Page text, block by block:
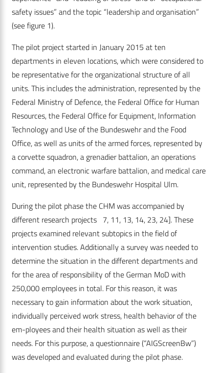
safety issues” and the topic “leadership and organisation”
(see figure 1).
The pilot project started in January 2015 at ten
departments in eleven locations, which were considered to
be representative for the organizational structure of all
units. This includes the administration, represented by the
Federal Ministry of Defence, the Federal Office for Human
Resources, the Federal Office for Equipment, Information
Technology and Use of the Bundeswehr and the Food
Office, as well as units of the armed forces, represented by
a corvette squadron, a grenadier battalion, an operations
command, an electronic warfare battalion, and medical care
unit, represented by the Bundeswehr Hospital Ulm.
During the pilot phase the CHM was accompanied by
different research projects 7, 11, 13, 14, 23, 24]. These
projects examined relevant subtopics in the field of
intervention studies. Additionally a survey was needed to
determine the situation in the different departments and
for the area of responsibility of the German MoD with
250,000 employees in total. For this reason, it was
necessary to gain information about the work situation,
individually perceived work stress, health behavior of the
em-ployees and their health situation as well as their
needs. For this purpose, a questionnaire (“AIGScreenBw”)
was developed and evaluated during the pilot phase.